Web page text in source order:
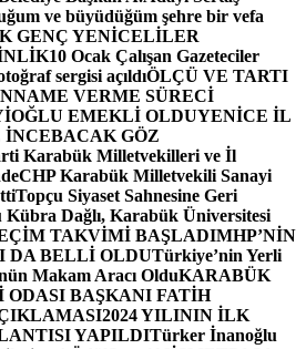
ve büyüdüğüm şehre bir vefa
GENÇ YENİCELİLER
10 Ocak Çalışan Gazeteciler
sergisi açıldıÖLÇÜ VE TARTI
VERME SÜRECİ
EMEKLİ OLDUYENİCE İL
GÖZ
Karabük Milletvekilleri ve İl
CHP Karabük Milletvekili Sanayi
Topçu Siyaset Sahnesine Geri
Dağlı, Karabük Üniversitesi
TAKVİMİ BAŞLADIMHP’NİN
DA BELLİ OLDUTürkiye’nin Yerli
Makam Aracı OlduKARABÜK
BAŞKANI FATİH
2024 YILININ İLK
YAPILDITürker İnanoğlu